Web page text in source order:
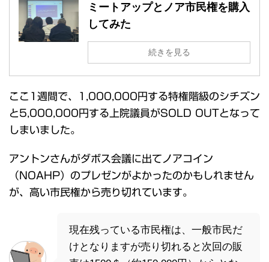
ミートアップとノア市民権を購入
してみた
続きを見る
ここ1週間で、1,000,000円する特権階級のシチズン
と5,000,000円する上院議員がSOLD OUTとなって
しまいました。
アントンさんがダボス会議に出てノアコイン
（NOAHP）のプレゼンがよかったのかもしれません
が、高い市民権から売り切れています。
現在残っている市民権は、一般市民だ
けとなりますが売り切れると次回の販